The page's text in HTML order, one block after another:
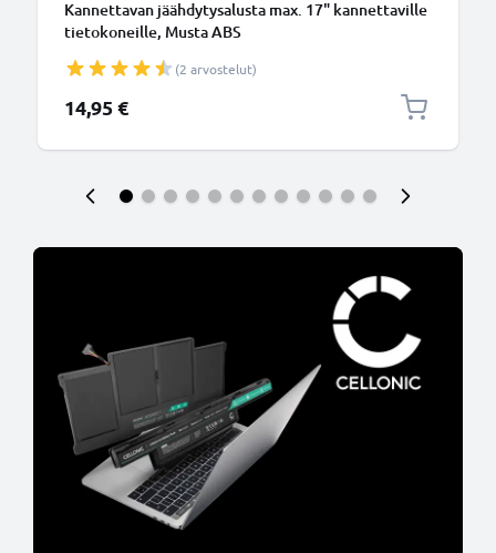
Kannettavan jäähdytysalusta max. 17" kannettaville
tietokoneille, Musta ABS
(2 arvostelut)
14,95 €